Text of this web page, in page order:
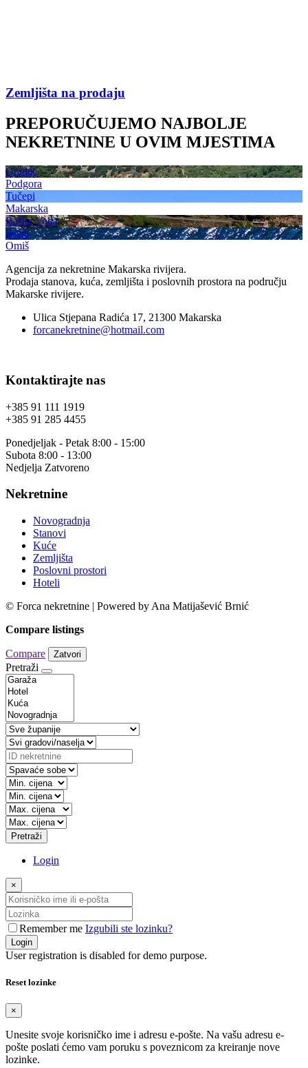
Zemljišta na prodaju
PREPORUČUJEMO NAJBOLJE
NEKRETNINE U OVIM MJESTIMA
Gradac
Podgora
Tučepi
Makarska
Baška Voda
Brela
Omiš
Agencija za nekretnine Makarska rivijera.
Prodaja stanova, kuća, zemljišta i poslovnih prostora na području
Makarske rivijere.
Ulica Stjepana Radića 17, 21300 Makarska
forcanekretnine@hotmail.com
Kontaktirajte nas
+385 91 111 1919
+385 91 285 4455
Ponedjeljak - Petak 8:00 - 15:00
Subota 8:00 - 13:00
Nedjelja Zatvoreno
Nekretnine
Novogradnja
Stanovi
Kuće
Zemljišta
Poslovni prostori
Hoteli
© Forca nekretnine | Powered by Ana Matijašević Brnić
Compare listings
Compare Zatvori
Pretraži
Pretraži
Login
×
Remember me Izgubili ste lozinku?
Login
User registration is disabled for demo purpose.
Reset lozinke
×
Unesite svoje korisničko ime i adresu e-pošte. Na vašu adresu e-
pošte poslati ćemo vam poruku s poveznicom za kreiranje nove
lozinke.